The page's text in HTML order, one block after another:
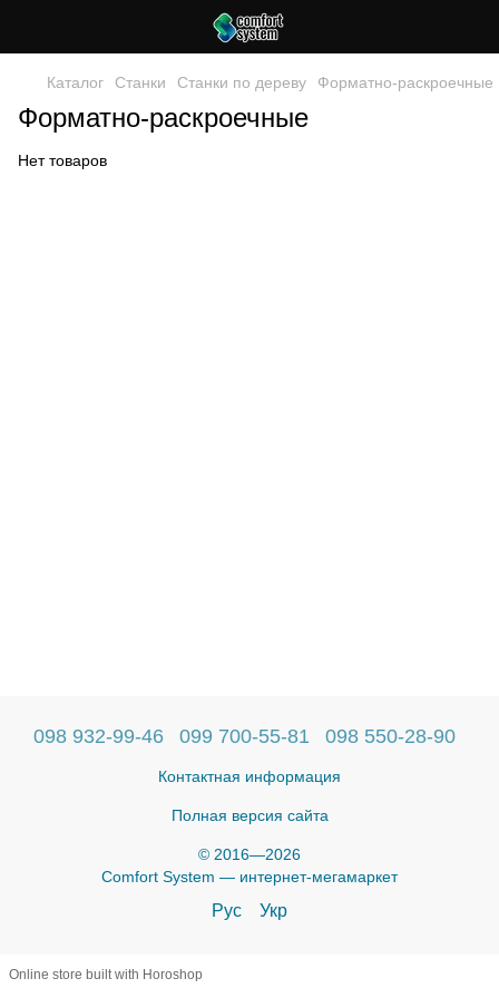
Каталог Станки Станки по дереву Форматно-раскроечные
Форматно-раскроечные
Нет товаров
098 932-99-46 099 700-55-81 098 550-28-90
Контактная информация
Полная версия сайта
© 2016—2026
Comfort System — интернет-мегамаркет
Рус Укр
Online store built with Horoshop